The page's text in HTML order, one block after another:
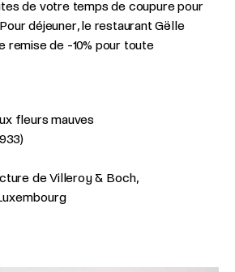
de votre temps de coupure pour
déjeuner, le restaurant Gëlle
remise de -10% pour toute
fleurs mauves
de Villeroy & Boch,